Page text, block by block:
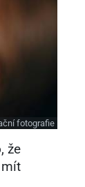
fotografie
že
mít